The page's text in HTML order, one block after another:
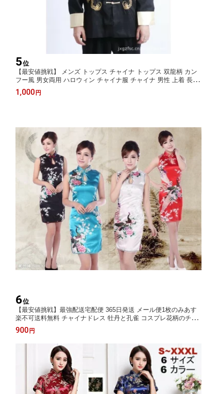
5位
【最安値挑戦】 メンズ トップス チャイナ トップス 双龍柄 カン
フー風 男女両用 ハロウィン チャイナ服 チャイナ 男性 上着 長袖
民族 忘年会 ジャケット
1,000 円
6位
【最安値挑戦】最強配送宅配便 365日発送 メール便1枚のみあす
楽不可送料無料 チャイナドレス 牡丹と孔雀 コスプレ花柄のチャ
イナドレス ミニ チャイナドレス 無袖 ショートあす楽宅配便
のみハロウィン祭りS〜XXL大きサイズシルクタッチ
900 円